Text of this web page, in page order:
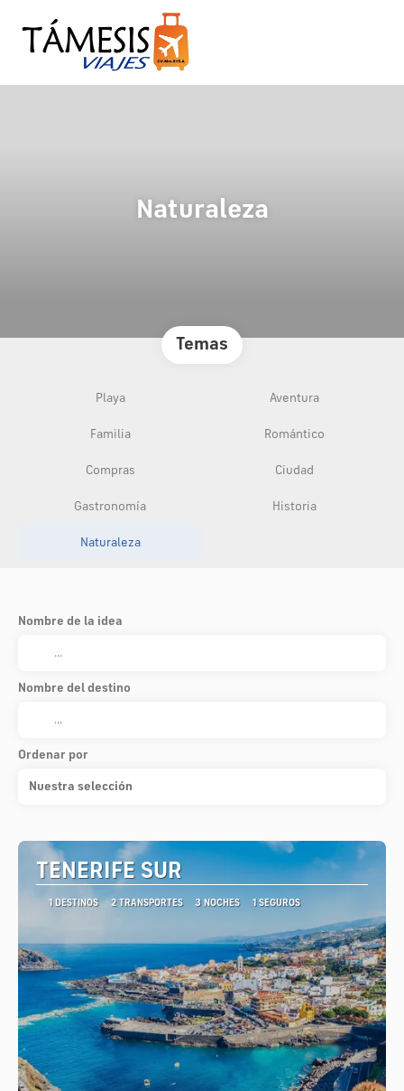
Naturaleza
Temas
Playa Aventura
Familia Romántico
Compras Ciudad
Gastronomía Historia
Naturaleza
Nombre de la idea
Nombre del destino
Ordenar por
Nuestra selección
TENERIFE SUR
1 DESTINOS 2 TRANSPORTES 3 NOCHES 1 SEGUROS